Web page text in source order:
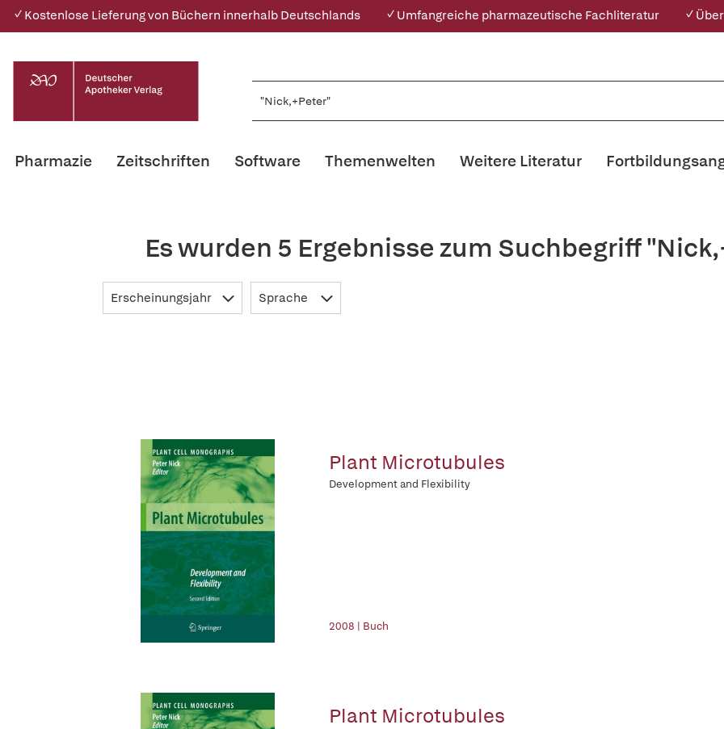
✓ Kostenlose Lieferung von Büchern innerhalb Deutschlands ✓ Umfangreiche pharmazeutische Fachliteratur ✓
Pharmazie Zeitschriften Software Themenwelten Weitere Literatur
Es wurden 5 Ergebnisse zum Suchbegriff
Erscheinungsjahr Sprache
Plant Microtubules
Development and Flexibility
2008 | Buch
Plant Microtubules